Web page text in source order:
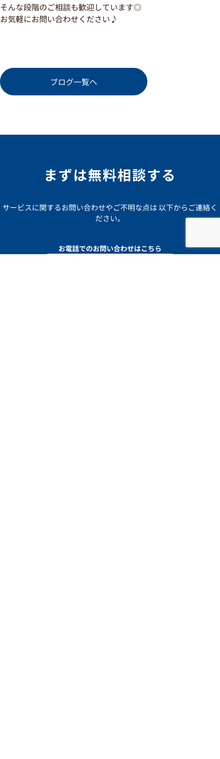
そんな段階のご相談も歓迎しています◎
お気軽にお問い合わせください♪
ブログ一覧へ
まずは無料相談する
サービスに関するお問い合わせやご不明な点は 以下からご連絡く
ださい。
お電話でのお問い合わせはこちら